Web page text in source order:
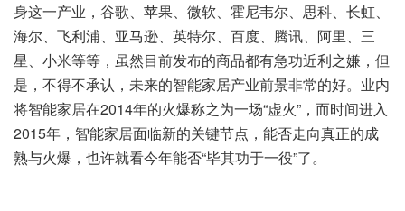
身这一产业，谷歌、苹果、微软、霍尼韦尔、思科、长虹、
海尔、飞利浦、亚马逊、英特尔、百度、腾讯、阿里、三
星、小米等等，虽然目前发布的商品都有急功近利之嫌，但
是，不得不承认，未来的智能家居产业前景非常的好。业内
将智能家居在2014年的火爆称之为一场“虚火”，而时间进入
2015年，智能家居面临新的关键节点，能否走向真正的成
熟与火爆，也许就看今年能否“毕其功于一役”了。